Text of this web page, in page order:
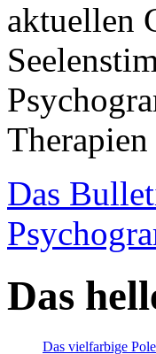
aktuellen
Therapien
Das
Das
Das vielfarbige